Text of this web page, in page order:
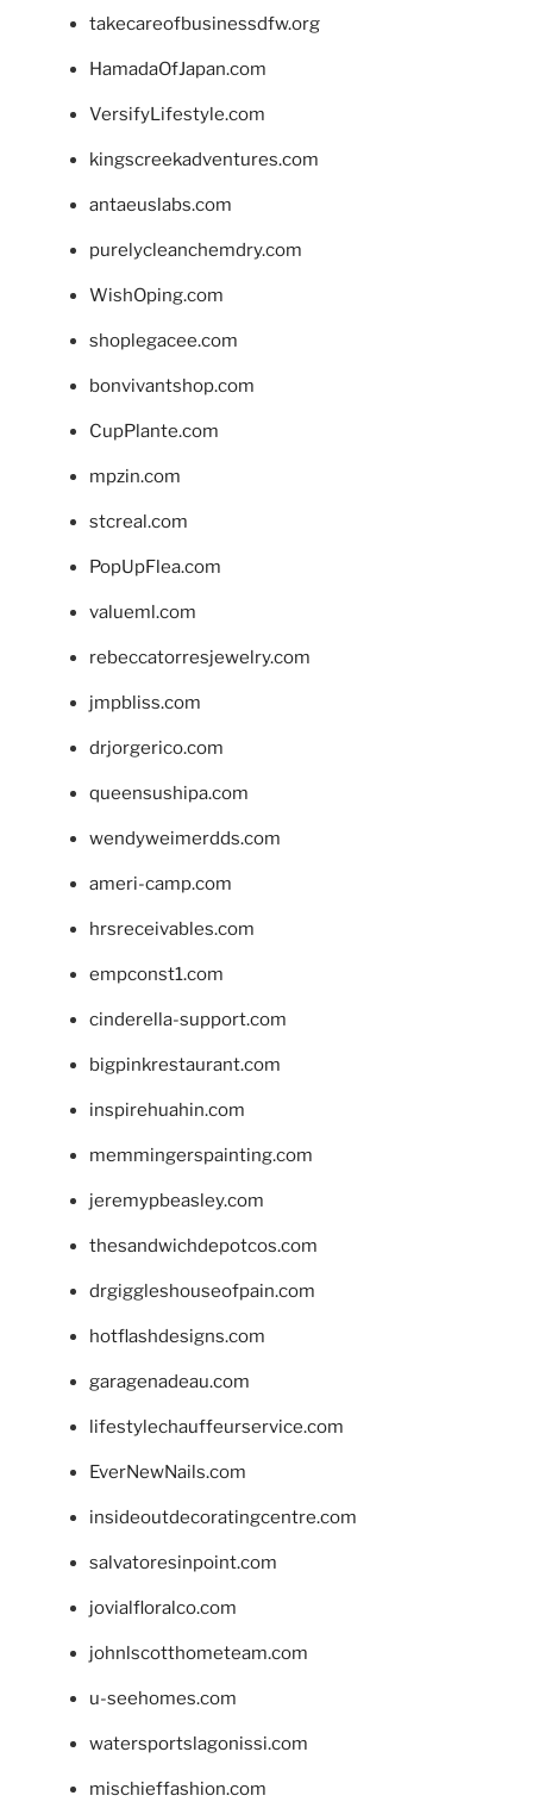
takecareofbusinessdfw.org
HamadaOfJapan.com
VersifyLifestyle.com
kingscreekadventures.com
antaeuslabs.com
purelycleanchemdry.com
WishOping.com
shoplegacee.com
bonvivantshop.com
CupPlante.com
mpzin.com
stcreal.com
PopUpFlea.com
valueml.com
rebeccatorresjewelry.com
jmpbliss.com
drjorgerico.com
queensushipa.com
wendyweimerdds.com
ameri-camp.com
hrsreceivables.com
empconst1.com
cinderella-support.com
bigpinkrestaurant.com
inspirehuahin.com
memmingerspainting.com
jeremypbeasley.com
thesandwichdepotcos.com
drgiggleshouseofpain.com
hotflashdesigns.com
garagenadeau.com
lifestylechauffeurservice.com
EverNewNails.com
insideoutdecoratingcentre.com
salvatoresinpoint.com
jovialfloralco.com
johnlscotthometeam.com
u-seehomes.com
watersportslagonissi.com
mischieffashion.com